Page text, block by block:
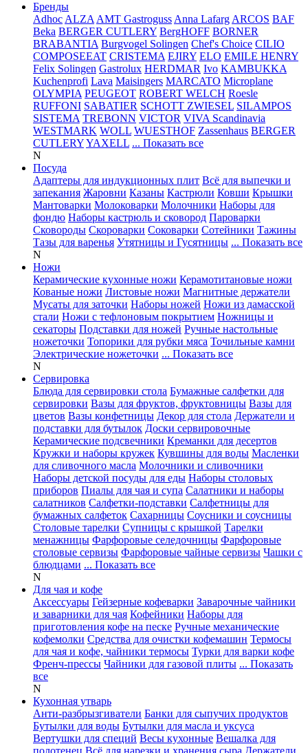
Бренды
Adhoc ALZA AMT Gastroguss Anna Lafarg ARCOS BAF
Beka BERGER CUTLERY BergHOFF BORNER
BRABANTIA Burgvogel Solingen Chef's Choice CILIO
COMPOSEEAT CRISTEMA EJIRY ELO EMILE HENRY
Felix Solingen Gastrolux HERDMAR Ivo KAMBUKKA
Kuchenprofi Lava Maisingers MARCATO Microplane
OLYMPIA PEUGEOT ROBERT WELCH Roesle
RUFFONI SABATIER SCHOTT ZWIESEL SILAMPOS
SISTEMA TREBONN VICTOR VIVA Scandinavia
WESTMARK WOLL WUESTHOF Zassenhaus BERGER
CUTLERYYAXELL ... Показать все
N
Посуда
Адаптеры для индукционных плит Всё для выпечки и
запекания Жаровни Казаны Кастрюли Ковши Крышки
Мантоварки Молоковарки Молочники Наборы для
фондю Наборы кастрюль и сковород Пароварки
Сковороды Скороварки Соковарки Сотейники Тажины
Тазы для варенья Утятницы и Гусятницы ... Показать все
N
Ножи
Керамические кухонные ножи Керамотитановые ножи
Кованые ножи Листовые ножи Магнитные держатели
Мусаты для заточки Наборы ножей Ножи из дамасской
стали Ножи с тефлоновым покрытием Ножницы и
секаторы Подставки для ножей Ручные настольные
ножеточки Топорики для рубки мяса Точильные камни
Электрические ножеточки ... Показать все
N
Сервировка
Блюда для сервировки стола Бумажные салфетки для
сервировки Вазы для фруктов, фруктовницы Вазы для
цветов Вазы конфетницы Декор для стола Держатели и
подставки для бутылок Доски сервировочные
Керамические подсвечники Креманки для десертов
Кружки и наборы кружек Кувшины для воды Масленки
для сливочного масла Молочники и сливочники
Наборы детской посуды для еды Наборы столовых
приборов Пиалы для чая и супа Салатники и наборы
салатников Салфетки-подставки Салфетницы для
бумажных салфеток Сахарницы Соусники и соусницы
Столовые тарелки Супницы с крышкой Тарелки
менажницы Фарфоровые селедочницы Фарфоровые
столовые сервизы Фарфоровые чайные сервизы Чашки с
блюдцами ... Показать все
N
Для чая и кофе
Аксессуары Гейзерные кофеварки Заварочные чайники
и заварники для чая Кофейники Наборы для
приготовления кофе на песке Ручные механические
кофемолки Средства для очистки кофемашин Термосы
для чая и кофе, чайники термосы Турки для варки кофе
Френч-прессы Чайники для газовой плиты ... Показать
все
N
Кухонная утварь
Анти-разбрызгиватели Банки для сыпучих продуктов
Бутылки для воды Бутылки для масла и уксуса
Вертушки для специй Весы кухонные Вешалка для
полотенец Всё для нарезки и хранения сыра Держатели